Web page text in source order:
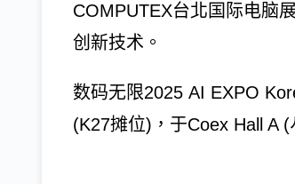
COMPUTEX台北国际电脑
创新技术。
数码无限2025 AI EXPO
(K27摊位)，于Coex Hall A (